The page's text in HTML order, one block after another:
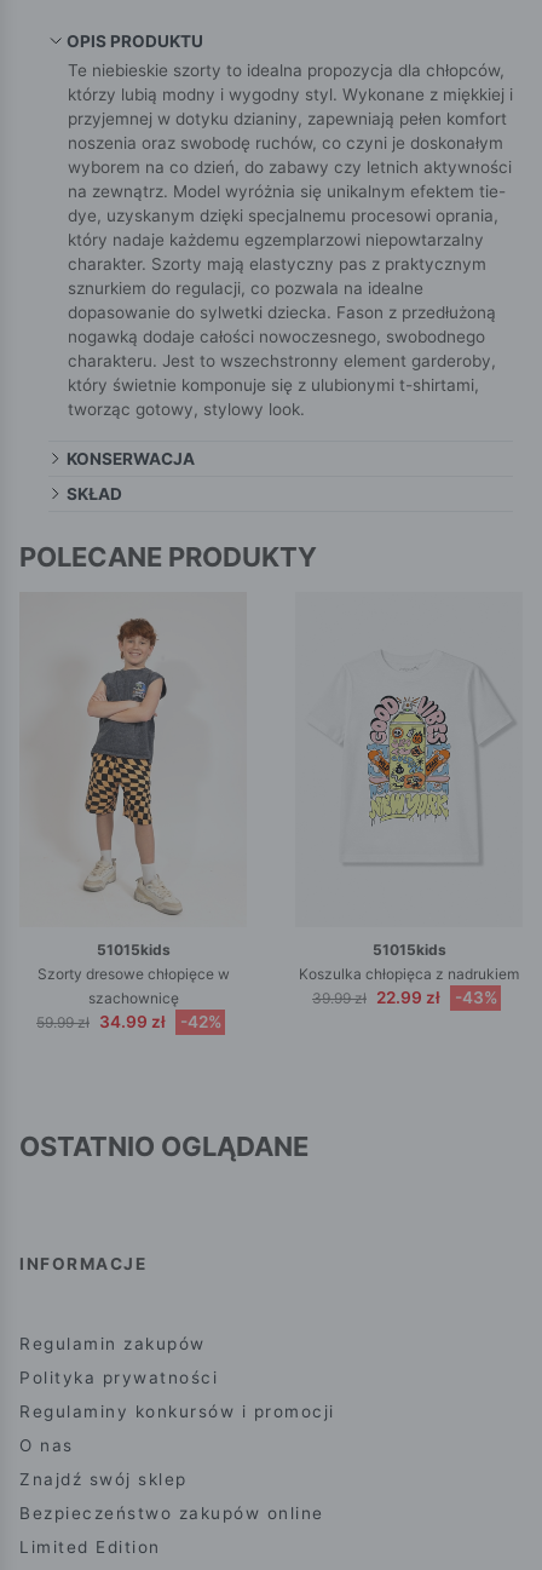
OPIS PRODUKTU
Te niebieskie szorty to idealna propozycja dla chłopców,
którzy lubią modny i wygodny styl. Wykonane z miękkiej i
przyjemnej w dotyku dzianiny, zapewniają pełen komfort
noszenia oraz swobodę ruchów, co czyni je doskonałym
wyborem na co dzień, do zabawy czy letnich aktywności
na zewnątrz. Model wyróżnia się unikalnym efektem tie-
dye, uzyskanym dzięki specjalnemu procesowi oprania,
który nadaje każdemu egzemplarzowi niepowtarzalny
charakter. Szorty mają elastyczny pas z praktycznym
sznurkiem do regulacji, co pozwala na idealne
dopasowanie do sylwetki dziecka. Fason z przedłużoną
nogawką dodaje całości nowoczesnego, swobodnego
charakteru. Jest to wszechstronny element garderoby,
który świetnie komponuje się z ulubionymi t-shirtami,
tworząc gotowy, stylowy look.
KONSERWACJA
SKŁAD
POLECANE PRODUKTY
51015kids
Szorty dresowe chłopięce w
szachownicę
59.99 zł 34.99 zł -42%
51015kids
Koszulka chłopięca z nadrukiem
39.99 zł 22.99 zł -43%
OSTATNIO OGLĄDANE
INFORMACJE
Regulamin zakupów
Polityka prywatności
Regulaminy konkursów i promocji
O nas
Znajdź swój sklep
Bezpieczeństwo zakupów online
Limited Edition